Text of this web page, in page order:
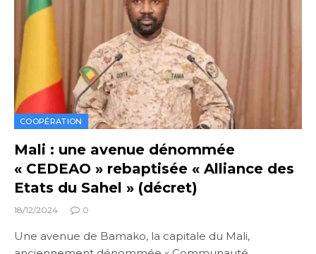
COOPÉRATION
Mali : une avenue dénommée
« CEDEAO » rebaptisée « Alliance des
Etats du Sahel » (décret)
18/12/2024 0
Une avenue de Bamako, la capitale du Mali,